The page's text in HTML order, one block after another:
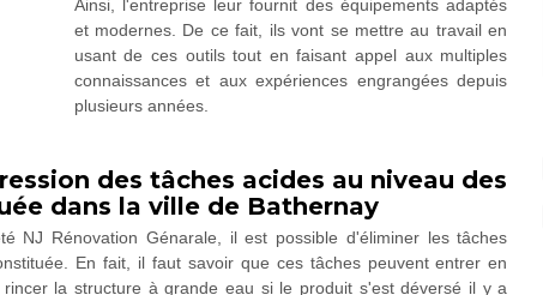
Ainsi, l'entreprise leur fournit des équipements adaptés
et modernes. De ce fait, ils vont se mettre au travail en
usant de ces outils tout en faisant appel aux multiples
connaissances et aux expériences engrangées depuis
plusieurs années.
des tâches acides au niveau des
dans la ville de Bathernay
NJ Rénovation Génarale, il est possible d'éliminer les tâches
En fait, il faut savoir que ces tâches peuvent entrer en
la structure à grande eau si le produit s'est déversé il y a